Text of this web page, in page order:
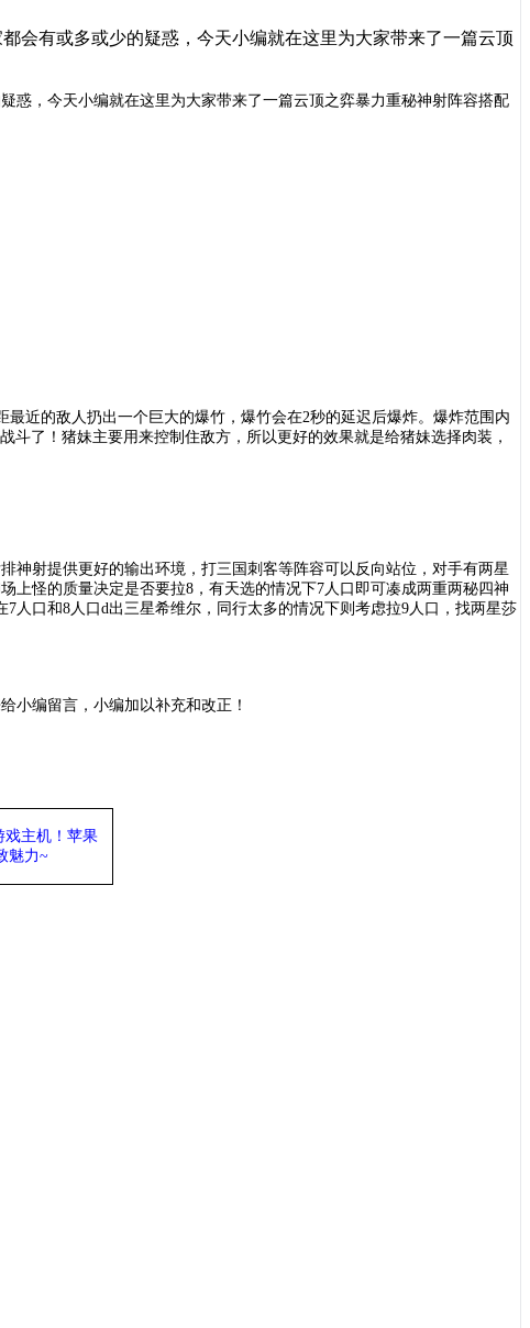
会有或多或少的疑惑，今天小编就在这里为大家带来了一篇云顶
惑，今天小编就在这里为大家带来了一篇云顶之弈暴力重秘神射阵容搭配
近的敌人扔出一个巨大的爆竹，爆竹会在2秒的延迟后爆炸。爆炸范围内
斗了！猪妹主要用来控制住敌方，所以更好的效果就是给猪妹选择肉装，
神射提供更好的输出环境，打三国刺客等阵容可以反向站位，对手有两星
上怪的质量决定是否要拉8，有天选的情况下7人口即可凑成两重两秘四神
人口和8人口d出三星希维尔，同行太多的情况下则考虑拉9人口，找两星莎
小编留言，小编加以补充和改正！
戏主机！苹果
魅力~